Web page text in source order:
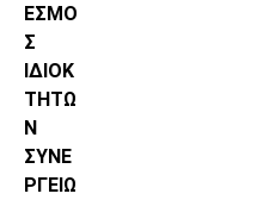
ΕΣΜΟ
Σ
ΙΔΙΟΚ
ΤΗΤΩ
Ν
ΣΥΝΕ
ΡΓΕΙΩ